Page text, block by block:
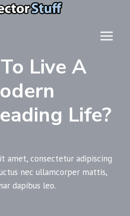
Live A
Life?
amet, consectetur adipiscing
nec ullamcorper mattis,
dapibus leo.